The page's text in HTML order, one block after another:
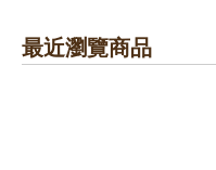
最近瀏覽商品